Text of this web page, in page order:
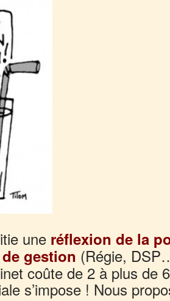
une réflexion de la
gestion (Régie,
coûte de 2 à plus de
s’impose ! Nous